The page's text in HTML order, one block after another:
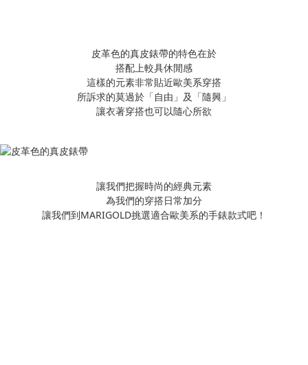
皮革色的真皮錶帶的特色在於
搭配上較具休閒感
這樣的元素非常貼近歐美系穿搭
所訴求的莫過於「自由」及「隨興」
讓衣著穿搭也可以隨心所欲
讓我們把握時尚的經典元素
為我們的穿搭日常加分
讓我們到MARIGOLD挑選適合歐美系的手錶款式吧！